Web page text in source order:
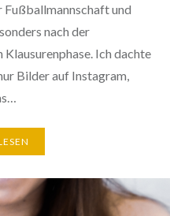
und
nach der
Ich dachte
Bilder auf Instagram,